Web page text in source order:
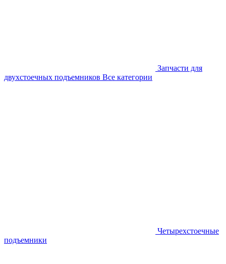
Запчасти для
двухстоечных подъемников Все категории
Четырехстоечные
подъемники